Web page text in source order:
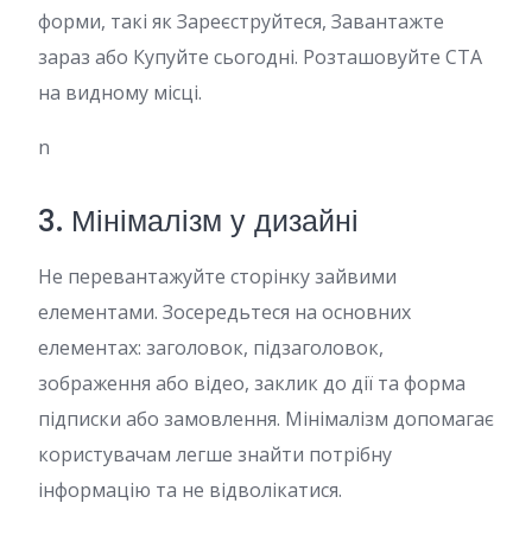
форми, такі як Зареєструйтеся, Завантажте
зараз або Купуйте сьогодні. Розташовуйте CTA
на видному місці.
n
3. Мінімалізм у дизайні
Не перевантажуйте сторінку зайвими
елементами. Зосередьтеся на основних
елементах: заголовок, підзаголовок,
зображення або відео, заклик до дії та форма
підписки або замовлення. Мінімалізм допомагає
користувачам легше знайти потрібну
інформацію та не відволікатися.